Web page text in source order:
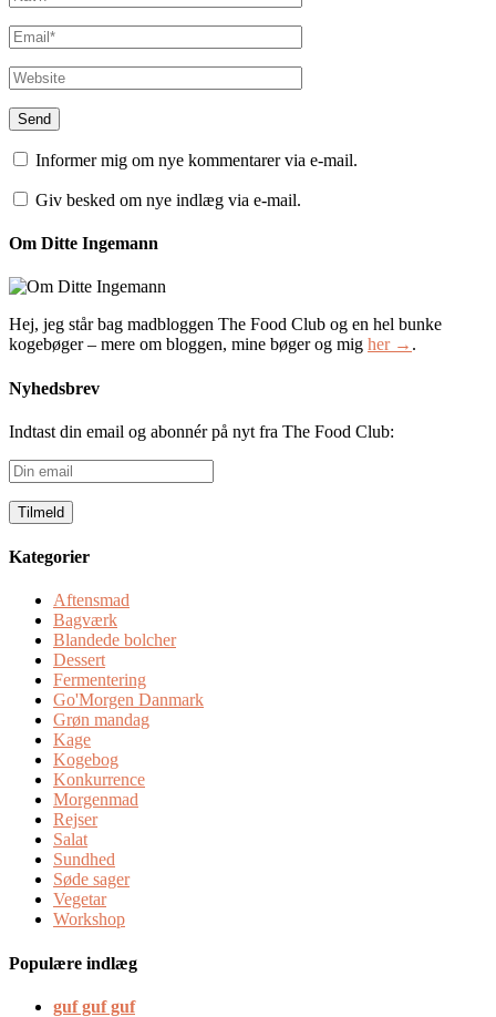
Informer mig om nye kommentarer via e-mail.
Giv besked om nye indlæg via e-mail.
Om Ditte Ingemann
Hej, jeg står bag madbloggen The Food Club og en hel bunke
kogebøger – mere om bloggen, mine bøger og mig her → .
Nyhedsbrev
Indtast din email og abonnér på nyt fra The Food Club:
Din
email
Kategorier
Aftensmad
Bagværk
Blandede bolcher
Dessert
Fermentering
Go'Morgen Danmark
Grøn mandag
Kage
Kogebog
Konkurrence
Morgenmad
Rejser
Salat
Sundhed
Søde sager
Vegetar
Workshop
Populære indlæg
guf guf guf